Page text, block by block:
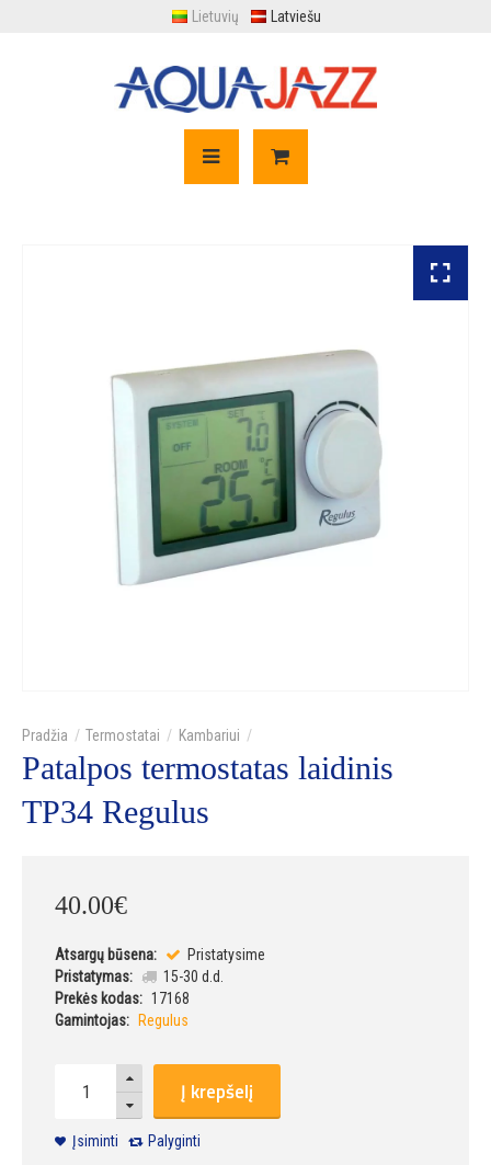
Lietuvių Latviešu
Termostatai Kambariui
Patalpos termostatas laidinis
TP34 Regulus
40.00€
Atsargų būsena:
Pristatysime
Pristatymas:
15-30 d.d.
Prekės kodas: 17168
Gamintojas:
Regulus
Į krepšelį
Įsiminti Palyginti